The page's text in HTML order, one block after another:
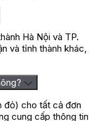
Hà Nội và TP.
và tỉnh thành khác,
đỏ) cho tất cả đơn
cung cấp thông tin